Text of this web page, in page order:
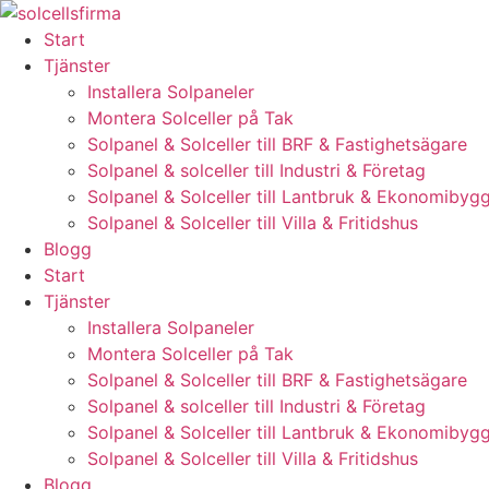
Skip
content
Start
Tjänster
Installera Solpaneler
Montera Solceller på Tak
Solpanel & Solceller till BRF & Fastighetsägare
Solpanel & solceller till Industri & Företag
Solpanel & Solceller till Lantbruk &
Solpanel & Solceller till Villa & Fritidshus
Blogg
Start
Tjänster
Installera Solpaneler
Montera Solceller på Tak
Solpanel & Solceller till BRF & Fastighetsägare
Solpanel & solceller till Industri & Företag
Solpanel & Solceller till Lantbruk &
Solpanel & Solceller till Villa & Fritidshus
Blogg